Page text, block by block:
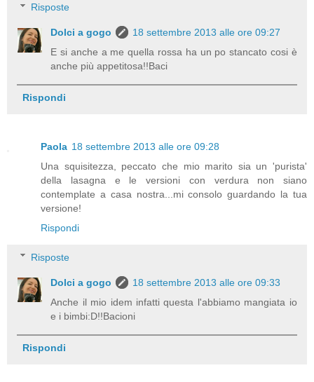
Risposte
Dolci a gogo
18 settembre 2013 alle ore 09:27
E si anche a me quella rossa ha un po stancato cosi è
anche più appetitosa!!Baci
Rispondi
Paola 18 settembre 2013 alle ore 09:28
Una squisitezza, peccato che mio marito sia un 'purista'
della lasagna e le versioni con verdura non siano
contemplate a casa nostra...mi consolo guardando la tua
versione!
Rispondi
Risposte
Dolci a gogo
18 settembre 2013 alle ore 09:33
Anche il mio idem infatti questa l'abbiamo mangiata io
e i bimbi:D!!Bacioni
Rispondi